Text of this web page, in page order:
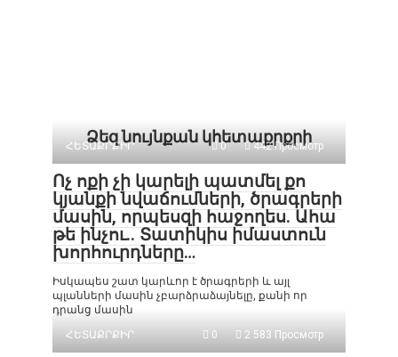
Ձեզ նույնքան կհետաքրքրի
ՀԵՏԱՔՐՔԻՐ 0 442 Просмотр
Ոչ ոքի չի կարելի պատմել քո
կյանքի նվաճումների, ծրագրերի
մասին, որպեսզի հաջողես. Ահա
թե ինչու.. Տատիկիս իմաստուն
խորհուրդները…
Իսկապես շատ կարևոր է ծրագրերի և այլ
պլանների մասին չբարձրաձայնելը, քանի որ
դրանց մասին
ՀԵՏԱՔՐՔԻՐ
0 2 583 Просмотр